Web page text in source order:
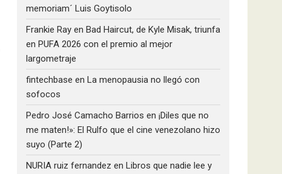
memoriam´ Luis Goytisolo
Frankie Ray en Bad Haircut, de Kyle Misak, triunfa
en PUFA 2026 con el premio al mejor
largometraje
fintechbase en La menopausia no llegó con
sofocos
Pedro José Camacho Barrios en ¡Diles que no
me maten!»: El Rulfo que el cine venezolano hizo
suyo (Parte 2)
NURIA ruiz fernandez en Libros que nadie lee y